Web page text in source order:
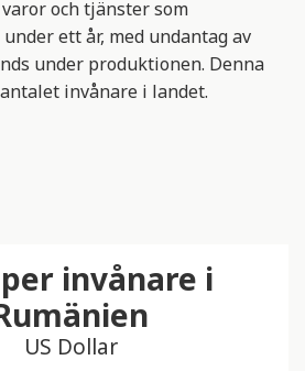
och tjänster som
ett år, med undantag av
under produktionen. Denna
invånare i landet.
invånare i
US Dollar